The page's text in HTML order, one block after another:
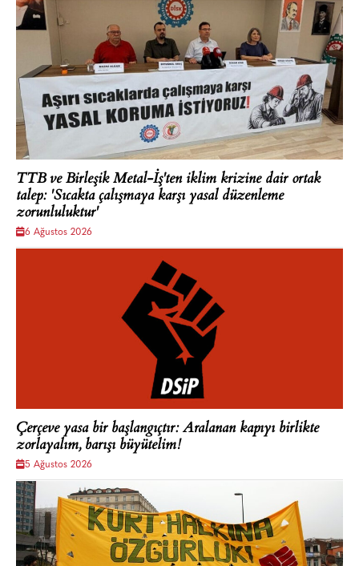
TTB ve Birleşik Metal-İş'ten iklim krizine dair ortak
talep: 'Sıcakta çalışmaya karşı yasal düzenleme
zorunluluktur'
6 Ağustos 2026
Çerçeve yasa bir başlangıçtır: Aralanan kapıyı birlikte
zorlayalım, barışı büyütelim!
5 Ağustos 2026